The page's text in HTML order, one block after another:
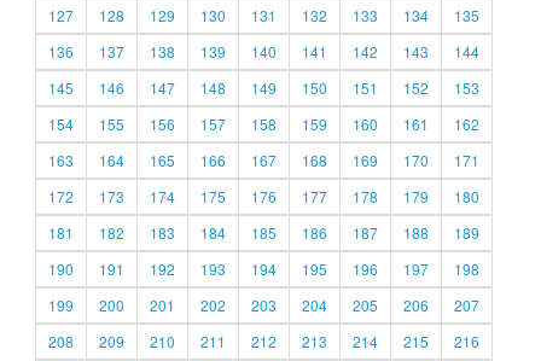
127
128 129 130 131 132 133 134
135
136
137 138 139 140 141 142 143
144
145
146 147 148 149 150 151 152
153
154
155 156 157 158 159 160 161
162
163
164 165 166 167 168 169 170
171
172
173 174 175 176 177 178 179
180
181
182 183 184 185 186 187 188
189
190
191 192 193 194 195 196 197
198
199
200 201 202 203 204 205 206
207
208
209 210 211 212 213 214 215
216